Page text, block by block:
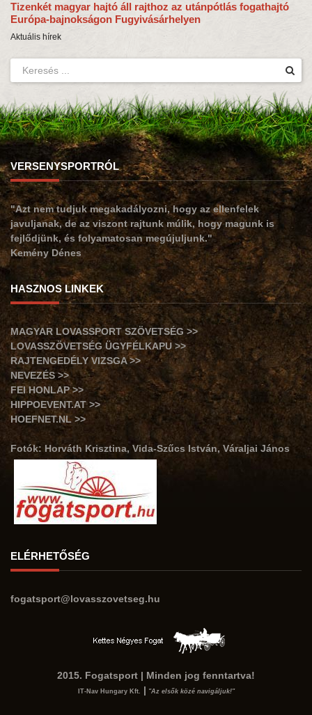
Tizenkét magyar hajtó áll rajthoz az utánpótlás fogathajtó
Európa-bajnokságon Fugyivásárhelyen
Aktuális hírek
VERSENYSPORTRÓL
"Azt nem tudjuk megakadályozni, hogy az ellenfelek
javuljanak, de az viszont rajtunk múlik, hogy magunk is
fejlődjünk, és folyamatosan megújuljunk."
Kemény Dénes
HASZNOS LINKEK
MAGYAR LOVASSPORT SZÖVETSÉG >>
LOVASSZÖVETSÉG ÜGYFÉLKAPU >>
RAJTENGEDÉLY VIZSGA >>
NEVEZÉS >>
FEI HONLAP >>
HIPPOEVENT.AT >>
HOEFNET.NL >>
Fotók: Horváth Krisztina, Vida-Szűcs István, Váraljai János
ELÉRHETŐSÉG
fogatsport@lovasszovetseg.hu
2015. Fogatsport | Minden jog fenntartva!
IT-Nav Hungary Kft. | "Az elsők közé navigáljuk!"